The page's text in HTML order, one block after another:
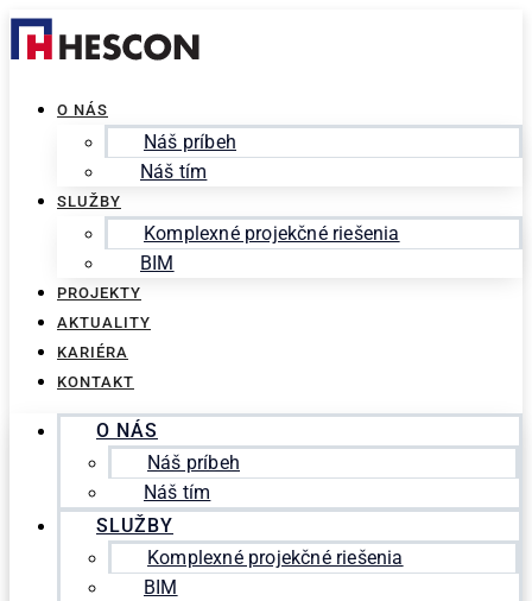
Preskočiť
na
O NÁS
Náš príbeh
Náš tím
SLUŽBY
Komplexné projekčné riešenia
BIM
PROJEKTY
AKTUALITY
KARIÉRA
KONTAKT
O NÁS
Náš príbeh
Náš tím
SLUŽBY
Komplexné projekčné riešenia
BIM
for: